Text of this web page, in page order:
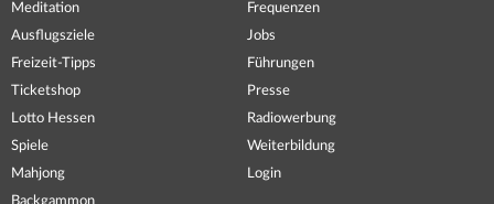
Meditation
Ausflugsziele
Freizeit-Tipps
Ticketshop
Lotto Hessen
Spiele
Mahjong
Frequenzen
Jobs
Führungen
Presse
Radiowerbung
Weiterbildung
Login